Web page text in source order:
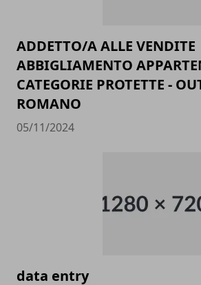
ADDETTO/A ALLE VENDITE
ABBIGLIAMENTO
CATEGORIE PROTETTE -
ROMANO
05/11/2024
data entry